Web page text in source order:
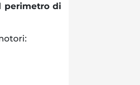
perimetro di